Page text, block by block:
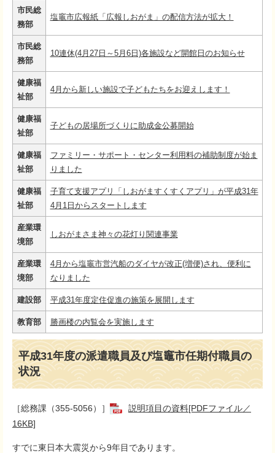
市民総
務部
塩竈市広報紙「広報しおがま」の配信方法が拡大！
市民総
務部
10連休(4月27日～5月6日)各施設など開館日のお知らせ
健康福
祉部
4月から新しい施設で子どもたちをお迎えします！
健康福
祉部
子どもの居場所づくりに助成金公募開始
健康福
祉部
ファミリー・サポート・センター利用料の補助制度が始ま
りました
健康福
祉部
子育て支援アプリ「しおがますくすくアプリ」が平成31年
4月1日からスタートします
産業環
境部
しおがまさま神々の花灯り関連事業
産業環
境部
4月から塩竈市営汽船のダイヤが改正(増便)され、便利に
なりました
建設部 平成31年度定住促進の施策を展開します
教育部 勝画楼の内覧会を実施します
平成31年度の派遣職員及び塩竈市任期付職員の
状況
［総務課（355-5056）］
説明項目の資料[PDFファイル／
16KB]
すでに東日本大震災から9年目であります。